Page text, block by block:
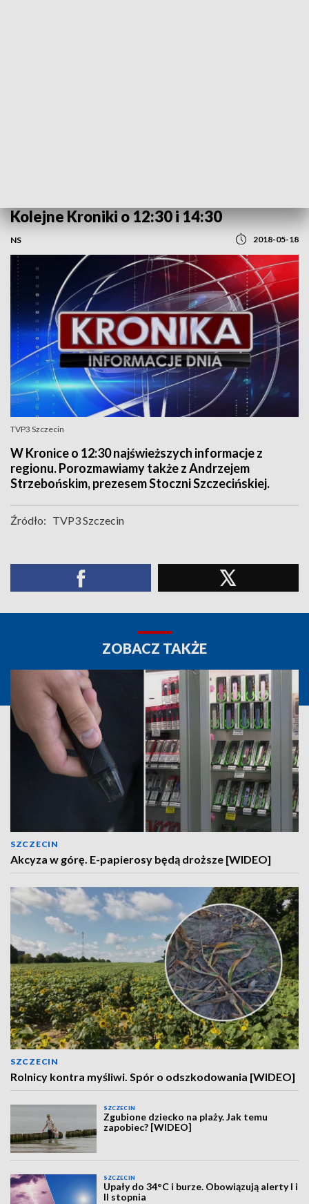
Kolejne Kroniki o 12:30 i 14:30
NS 2018-05-18
TVP3 Szczecin
W Kronice o 12:30 najświeższych informacje z
regionu. Porozmawiamy także z Andrzejem
Strzebońskim, prezesem Stoczni Szczecińskiej.
Źródło: TVP3 Szczecin
ZOBACZ TAKŻE
SZCZECIN
Akcyza w górę. E-papierosy będą droższe [WIDEO]
SZCZECIN
Rolnicy kontra myśliwi. Spór o odszkodowania [WIDEO]
SZCZECIN
Zgubione dziecko na plaży. Jak temu
zapobiec? [WIDEO]
SZCZECIN
Upały do 34°C i burze. Obowiązują alerty I i
II stopnia